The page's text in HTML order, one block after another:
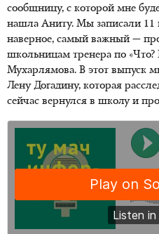
сообщницу, с которой мне
нашла Аниту. Мы записали 11
наверное, самый важный — про
школьницам тренера по «Что?
Мухарлямова. В этот выпуск
Лену Догадину, которая
сейчас вернулся в школу и